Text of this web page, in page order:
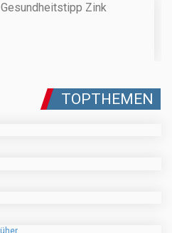
Gesundheitstipp Zink
TOPTHEMEN